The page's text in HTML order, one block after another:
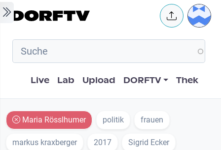
Skip to main content User
Hauptnavigation
Live Lab Upload DORFTV Thek
Maria Rösslhumer politik frauen
markus kraxberger 2017 Sigrid Ecker